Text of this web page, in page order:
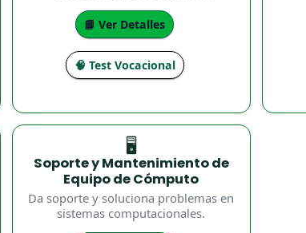
📘 Ver Detalles
🧠 Test Vocacional
🖥️
Soporte y Mantenimiento de
Equipo de Cómputo
Da soporte y soluciona problemas en
sistemas computacionales.